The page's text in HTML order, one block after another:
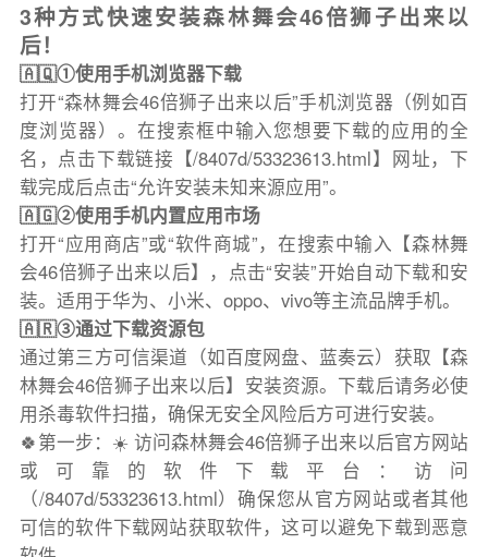
3种方式快速安装森林舞会46倍狮子出来以
后！
🇦🇶①使用手机浏览器下载
打开“森林舞会46倍狮子出来以后”手机浏览器（例如百
度浏览器）。在搜索框中输入您想要下载的应用的全
名，点击下载链接【/8407d/53323613.html】网址，下
载完成后点击“允许安装未知来源应用”。
🇦🇬②使用手机内置应用市场
打开“应用商店”或“软件商城”，在搜索中输入【森林舞
会46倍狮子出来以后】，点击“安装”开始自动下载和安
装。适用于华为、小米、oppo、vivo等主流品牌手机。
🇦🇷③通过下载资源包
通过第三方可信渠道（如百度网盘、蓝奏云）获取【森
林舞会46倍狮子出来以后】安装资源。下载后请务必使
用杀毒软件扫描，确保无安全风险后方可进行安装。
🍀第一步：☀️ 访问森林舞会46倍狮子出来以后官方网站
或可靠的软件下载平台：访问
（/8407d/53323613.html）确保您从官方网站或者其他
可信的软件下载网站获取软件，这可以避免下载到恶意